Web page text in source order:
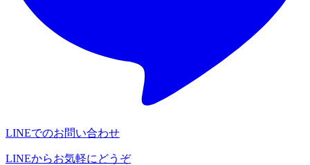
LINEでのお問い合わせ
LINEからお気軽にどうぞ